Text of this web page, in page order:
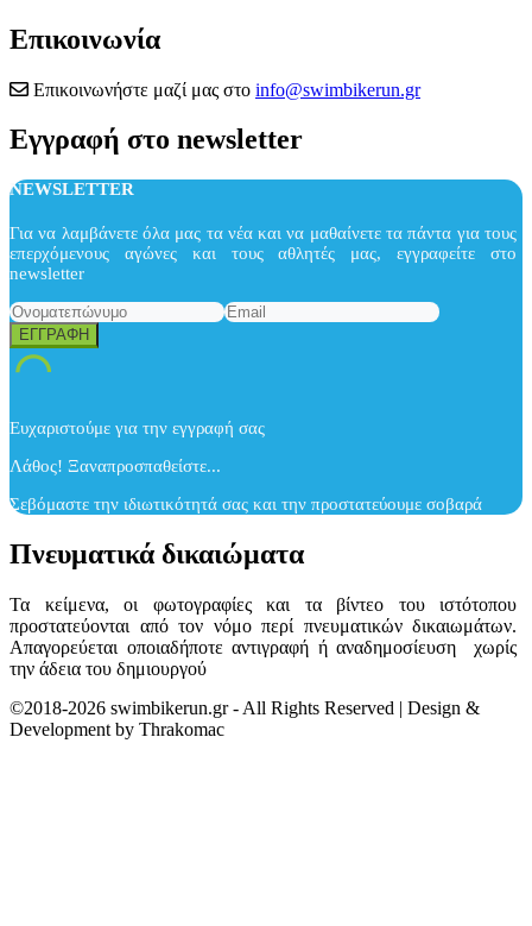
Επικοινωνία
Επικοινωνήστε μαζί μας στο info@swimbikerun.gr
Εγγραφή στο newsletter
NEWSLETTER
Για να λαμβάνετε όλα μας τα νέα και να μαθαίνετε τα πάντα για τους
επερχόμενους αγώνες και τους αθλητές μας, εγγραφείτε στο
newsletter
Ευχαριστούμε για την εγγραφή σας
Λάθος! Ξαναπροσπαθείστε...
Σεβόμαστε την ιδιωτικότητά σας και την προστατεύουμε σοβαρά
Πνευματικά δικαιώματα
Τα κείμενα, οι φωτογραφίες και τα βίντεο του ιστότοπου
προστατεύονται από τον νόμο περί πνευματικών δικαιωμάτων.
Απαγορεύεται οποιαδήποτε αντιγραφή ή αναδημοσίευση χωρίς
την άδεια του δημιουργού
©2018-2026 swimbikerun.gr - All Rights Reserved | Design &
Development by Thrakomac